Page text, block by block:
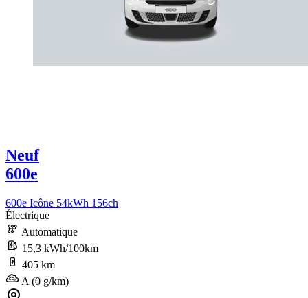
Neuf
600e
600e Icône 54kWh 156ch
Électrique
Automatique
15,3 kWh/100km
405 km
A (0 g/km)